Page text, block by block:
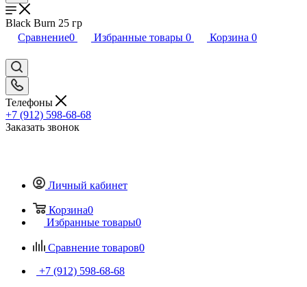
Black Burn 25 гр
Сравнение0 Избранные товары 0 Корзина 0
Телефоны
+7 (912) 598-68-68
Заказать звонок
Личный кабинет
Корзина0
Избранные товары0
Сравнение товаров0
+7 (912) 598-68-68